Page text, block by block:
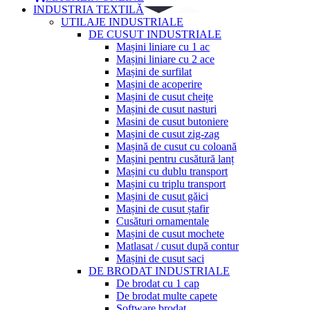
INDUSTRIA TEXTILĂ
UTILAJE INDUSTRIALE
DE CUSUT INDUSTRIALE
Mașini liniare cu 1 ac
Mașini liniare cu 2 ace
Mașini de surfilat
Mașini de acoperire
Mașini de cusut cheițe
Mașini de cusut nasturi
Masini de cusut butoniere
Mașini de cusut zig-zag
Mașină de cusut cu coloană
Mașini pentru cusătură lanț
Mașini cu dublu transport
Mașini cu triplu transport
Mașini de cusut găici
Mașini de cusut ștafir
Cusături ornamentale
Mașini de cusut mochete
Matlasat / cusut după contur
Mașini de cusut saci
DE BRODAT INDUSTRIALE
De brodat cu 1 cap
De brodat multe capete